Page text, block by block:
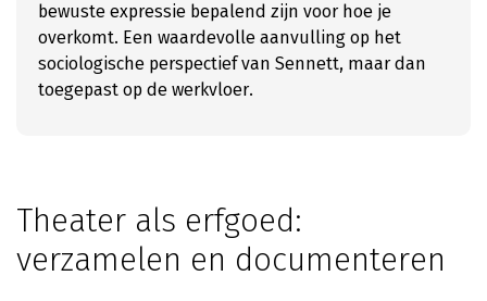
bewuste expressie bepalend zijn voor hoe je
overkomt. Een waardevolle aanvulling op het
sociologische perspectief van Sennett, maar dan
toegepast op de werkvloer.
Theater als erfgoed:
verzamelen en documenteren